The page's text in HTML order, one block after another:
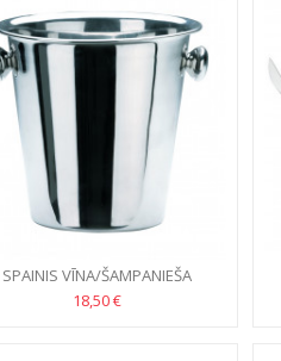
SPAINIS VĪNA/ŠAMPANIEŠA
DZESĒŠANAI METĀLA ABERT
18,50 €